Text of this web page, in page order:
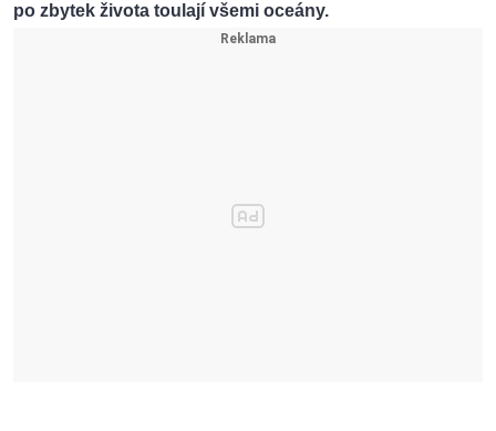
po zbytek života toulají všemi oceány.